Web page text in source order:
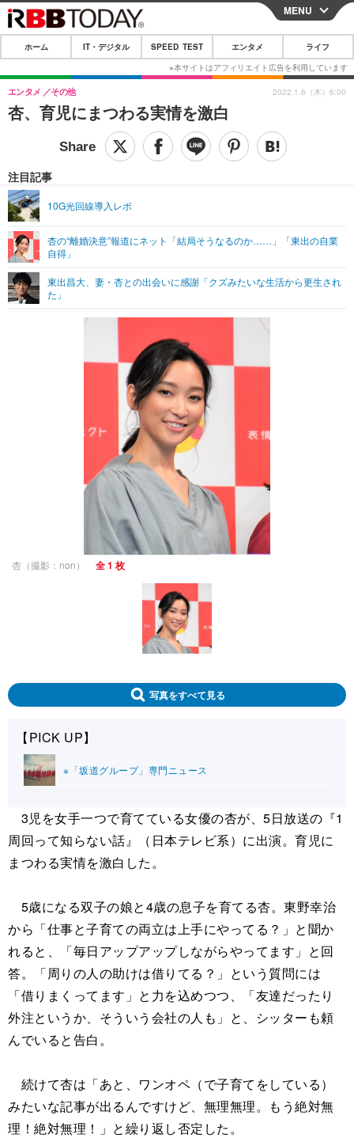
CLOSE
ホーム
IT・デジタル
IT・デジタルTOP
ネタ ガジェット・ツール
SPEED TEST
エンタメ
音楽 スポーツ
グラビア ブログ
ライフ
ペット ショッピング
その他
リリース一覧
プッシュ通知の停止方法
MENU
ホーム IT・デジタル SPEED TEST エンタメ ライフ
杏、育児にまつわる実情を激白
エンタメ その他
注目記事
10G光回線導入レポ
杏の“離婚決意”報道にネット「結局そうなるのか……」「東出の自業
自得」
東出昌大、妻・杏との出会いに感謝「クズみたいな生活から更生され
た」
2022.1.6（木）6:00
杏（撮影：non） 全 1 枚
写真をすべて見る
【PICK UP】
※「坂道グループ」専門ニュース
3児を女手一つで育てている女優の杏が、5日放送の『1
周回って知らない話』（日本テレビ系）に出演。育児に
まつわる実情を激白した。
5歳になる双子の娘と4歳の息子を育てる杏。東野幸治
から「仕事と子育ての両立は上手にやってる？」と聞か
れると、「毎日アップアップしながらやってます」と回
答。「周りの人の助けは借りてる？」という質問には
「借りまくってます」と力を込めつつ、「友達だったり
外注というか、そういう会社の人も」と、シッターも頼
んでいると告白。
続けて杏は「あと、ワンオペ（で子育てをしている）
みたいな記事が出るんですけど、無理無理。もう絶対無
理！絶対無理！」と繰り返し否定した。